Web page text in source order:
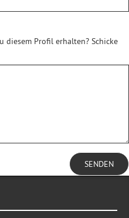
diesem Profil erhalten? Schicke
SENDEN